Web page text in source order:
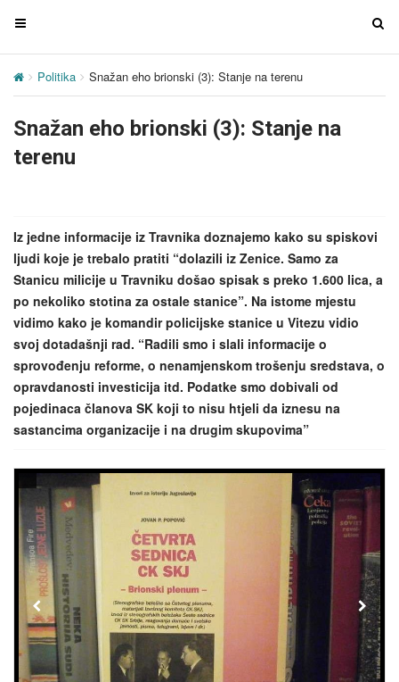
T
g
e
n
g
a
t
i
o
n
T
g
Politika Snažan eho brionski (3): Stanje na terenu
Snažan eho brionski (3): Stanje na
terenu
Iz jedne informacije iz Travnika doznajemo kako su spiskovi
ljudi koje je trebalo pratiti “dolazili iz Zenice. Samo za
Stanicu milicije u Travniku došao spisak s preko 1.600 lica, a
po nekoliko stotina za ostale stanice”. Na istome mjestu
vidimo kako je komandir policijske stanice u Vitezu vidio
svoj dotadašnji rad. “Radili smo i slali informacije o
sprovođenju reforme, o nenamjenskom trošenju sredstava, o
opravdanosti investicija itd. Podatke smo dobivali od
pojedinaca članova SK koji to nisu htjeli da iznesu na
sastancima organizacije i na drugim skupovima”